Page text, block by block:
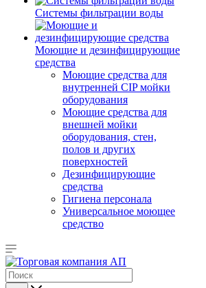
Системы фильтрации воды
Моющие и дезинфицирующие
средства
Моющие средства для
внутренней CIP мойки
оборудования
Моющие средства для
внешней мойки
оборудования, стен,
полов и других
поверхностей
Дезинфицирующие
средства
Гигиена персонала
Универсальное моющее
средство